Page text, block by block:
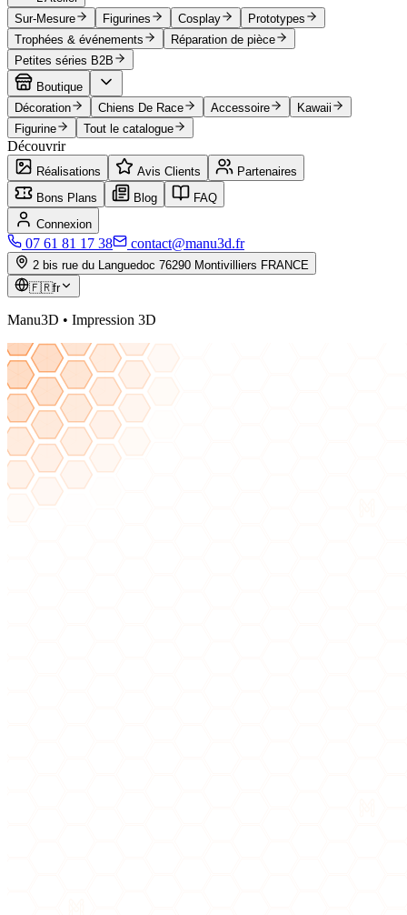
Sur-Mesure
Figurines Cosplay
Prototypes
Trophées & événements
Réparation de pièce
Petites séries B2B
Boutique
Décoration
Chiens De Race Accessoire
Kawaii
Figurine
Tout le catalogue
Découvrir
Réalisations Avis Clients
Partenaires
Bons Plans
Blog
FAQ
Connexion
07 61 81 17 38 contact@manu3d.fr
2 bis rue du Languedoc 76290 Montivilliers FRANCE
🇫🇷fr
Manu3D • Impression 3D